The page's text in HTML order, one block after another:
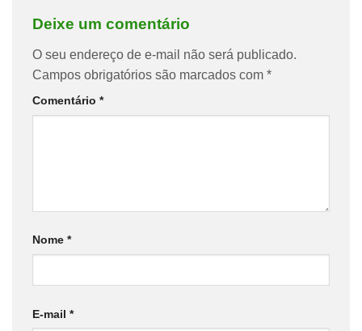
Deixe um comentário
O seu endereço de e-mail não será publicado.
Campos obrigatórios são marcados com *
Comentário *
Nome *
E-mail *